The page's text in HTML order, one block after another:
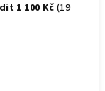
1 100 Kč (19